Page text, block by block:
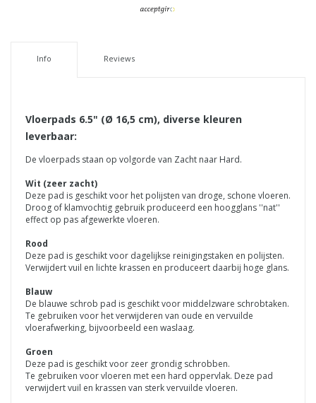
Info Reviews
Vloerpads 6.5" (Ø 16,5 cm), diverse kleuren
leverbaar:
De vloerpads staan op volgorde van Zacht naar Hard.
Wit (zeer zacht)
Deze pad is geschikt voor het polijsten van droge, schone vloeren.
Droog of klamvochtig gebruik produceerd een hoogglans ''nat''
effect op pas afgewerkte vloeren.
Rood
Deze pad is geschikt voor dagelijkse reinigingstaken en polijsten.
Verwijdert vuil en lichte krassen en produceert daarbij hoge glans.
Blauw
De blauwe schrob pad is geschikt voor middelzware schrobtaken.
Te gebruiken voor het verwijderen van oude en vervuilde
vloerafwerking, bijvoorbeeld een waslaag.
Groen
Deze pad is geschikt voor zeer grondig schrobben.
Te gebruiken voor vloeren met een hard oppervlak. Deze pad
verwijdert vuil en krassen van sterk vervuilde vloeren.